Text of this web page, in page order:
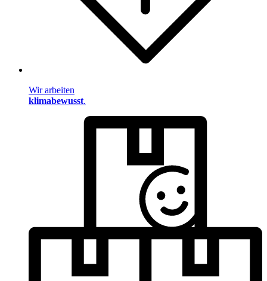
Wir arbeiten
klimabewusst.